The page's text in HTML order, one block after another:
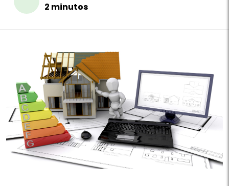
2 minutos